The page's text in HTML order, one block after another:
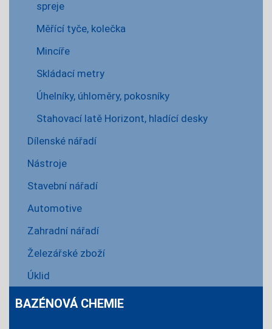
spreje
Měřící tyče, kolečka
Mincíře
Skládací metry
Úhelníky, úhloměry, pokosníky
Stahovací latě Horizont, hladící desky
Dílenské nářadí
Nástroje
Stavební nářadí
Automotive
Zahradní nářadí
Železářské zboží
Úklid
BAZÉNOVÁ CHEMIE